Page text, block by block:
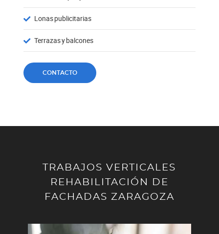
Lonas publicitarias
Terrazas y balcones
CONTACTO
TRABAJOS VERTICALES
REHABILITACIÓN DE
FACHADAS ZARAGOZA